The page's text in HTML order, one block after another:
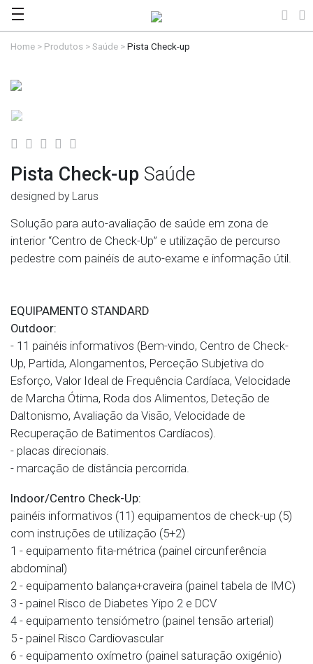
Home > Produtos >Saúde >Pista Check-up
Pista Check-up Saúde
designed by Larus
Solução para auto-avaliação de saúde em zona de
interior “Centro de Check-Up” e utilização de percurso
pedestre com painéis de auto-exame e informação útil.
EQUIPAMENTO STANDARD
Outdoor:
- 11 painéis informativos (Bem-vindo, Centro de Check-
Up, Partida, Alongamentos, Perceção Subjetiva do
Esforço, Valor Ideal de Frequência Cardíaca, Velocidade
de Marcha Ótima, Roda dos Alimentos, Deteção de
Daltonismo, Avaliação da Visão, Velocidade de
Recuperação de Batimentos Cardíacos).
- placas direcionais.
- marcação de distância percorrida.
Indoor/Centro Check-Up:
painéis informativos (11) equipamentos de check-up (5)
com instruções de utilização (5+2)
1 - equipamento fita-métrica (painel circunferência
abdominal)
2 - equipamento balança+craveira (painel tabela de IMC)
3 - painel Risco de Diabetes Yipo 2 e DCV
4 - equipamento tensiómetro (painel tensão arterial)
5 - painel Risco Cardiovascular
6 - equipamento oxímetro (painel saturação oxigénio)